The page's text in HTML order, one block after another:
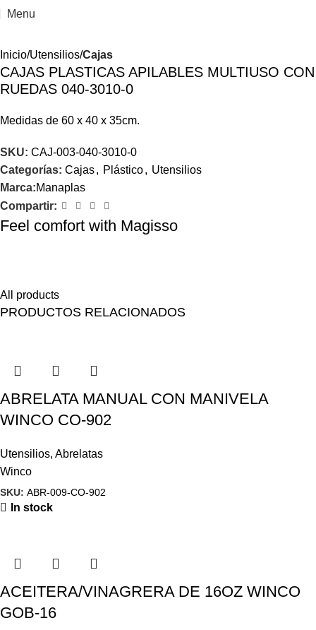
Menu
Inicio Utensilios Cajas
CAJAS PLASTICAS APILABLES MULTIUSO CON
RUEDAS 040-3010-0
Medidas de 60 x 40 x 35cm.
SKU: CAJ-003-040-3010-0
Categorías: Cajas, Plástico, Utensilios
Marca:Manaplas
Compartir:
Feel comfort with Magisso
All products
PRODUCTOS RELACIONADOS
ABRELATA MANUAL CON MANIVELA
WINCO CO-902
Utensilios, Abrelatas
Winco
SKU: ABR-009-CO-902
In stock
ACEITERA/VINAGRERA DE 16OZ WINCO
GOB-16